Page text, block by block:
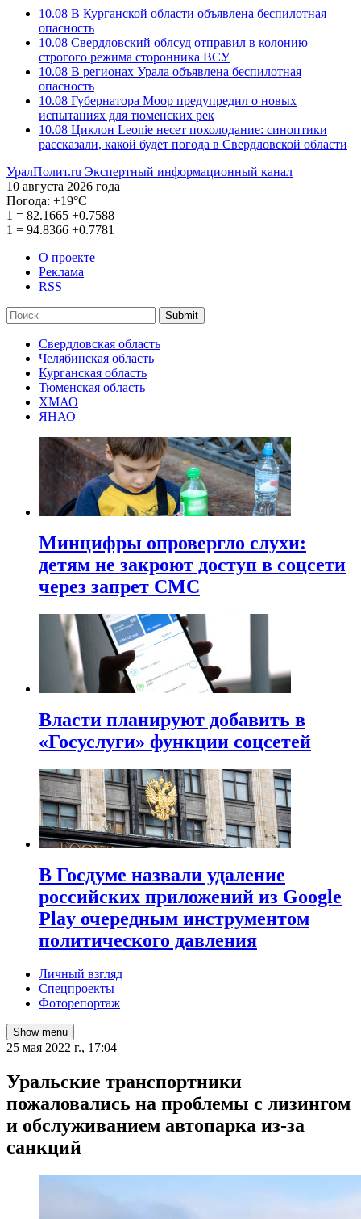
10.08 В Курганской области объявлена беспилотная
опасность
10.08 Свердловский облсуд отправил в колонию
строгого режима сторонника ВСУ
10.08 В регионах Урала объявлена беспилотная
опасность
10.08 Губернатора Моор предупредил о новых
испытаниях для тюменских рек
10.08 Циклон Leonie несет похолодание: синоптики
рассказали, какой будет погода в Свердловской области
УралПолит.ru Экспертный информационный канал
10 августа 2026 года
Погода: +19°С
1 = 82.1665 +0.7588
1 = 94.8366 +0.7781
О проекте
Реклама
RSS
Submit
Свердловская область
Челябинская область
Курганская область
Тюменская область
ХМАО
ЯНАО
Минцифры опровергло слухи:
детям не закроют доступ в соцсети
через запрет СМС
Власти планируют добавить в
«Госуслуги» функции соцсетей
В Госдуме назвали удаление
российских приложений из Google
Play очередным инструментом
политического давления
Личный взгляд
Спецпроекты
Фоторепортаж
Show menu
25 мая 2022 г., 17:04
Уральские транспортники
пожаловались на проблемы с лизингом
и обслуживанием автопарка из-за
санкций